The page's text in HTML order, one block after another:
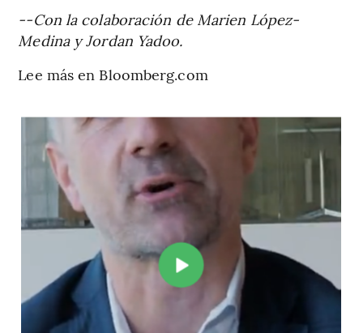
--Con la colaboración de Marien López-
Medina y Jordan Yadoo.
Lee más en Bloomberg.com